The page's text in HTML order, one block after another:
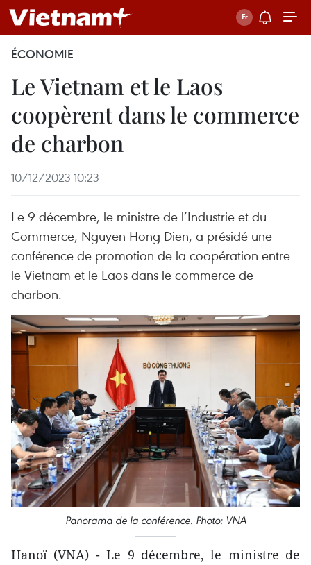
ÉCONOMIE
Le Vietnam et le Laos
coopèrent dans le commerce
de charbon
10/12/2023 10:23
Le 9 décembre, le ministre de l’Industrie et du
Commerce, Nguyen Hong Dien, a présidé une
conférence de promotion de la coopération entre
le Vietnam et le Laos dans le commerce de
charbon.
Panorama de la conférence. Photo: VNA
Hanoï (VNA) - Le 9 décembre, le ministre de